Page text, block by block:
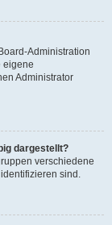
Administration
eigene
Administrator
dargestellt?
verschiedene
sind.